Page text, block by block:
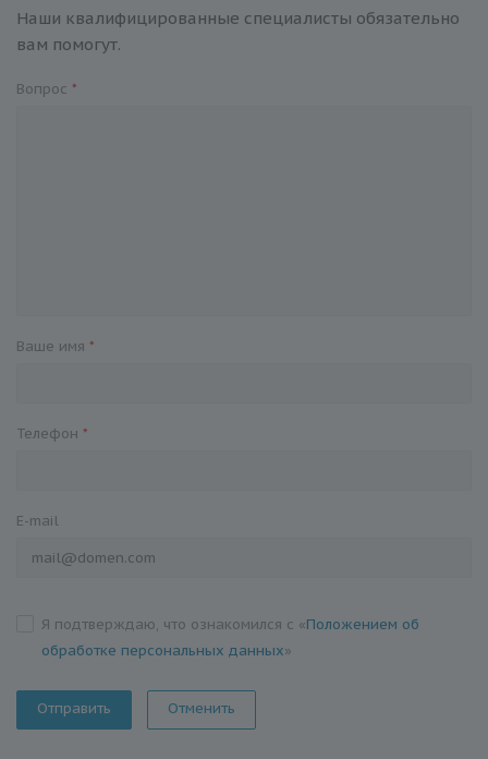
Наши квалифицированные специалисты обязательно
вам помогут.
Вопрос *
Ваше имя *
Телефон *
E-mail
Я подтверждаю, что ознакомился с «Положением об
обработке персональных данных»
Отменить